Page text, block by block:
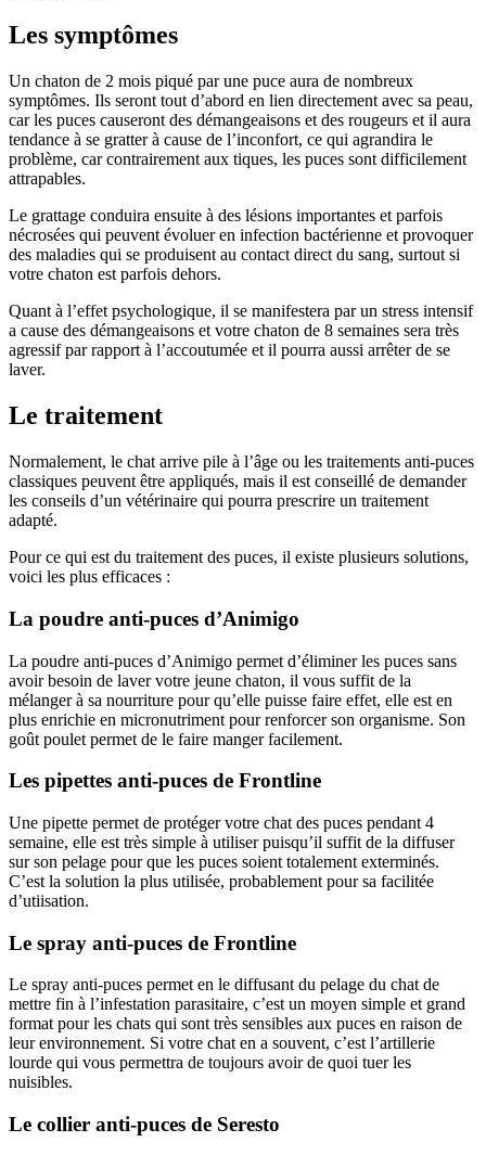
Les symptômes
Un chaton de 2 mois piqué par une puce aura de nombreux
symptômes. Ils seront tout d’abord en lien directement avec sa peau,
car les puces causeront des démangeaisons et des rougeurs et il aura
tendance à se gratter à cause de l’inconfort, ce qui agrandira le
problème, car contrairement aux tiques, les puces sont difficilement
attrapables.
Le grattage conduira ensuite à des lésions importantes et parfois
nécrosées qui peuvent évoluer en infection bactérienne et provoquer
des maladies qui se produisent au contact direct du sang, surtout si
votre chaton est parfois dehors.
Quant à l’effet psychologique, il se manifestera par un stress intensif
a cause des démangeaisons et votre chaton de 8 semaines sera très
agressif par rapport à l’accoutumée et il pourra aussi arrêter de se
laver.
Le traitement
Normalement, le chat arrive pile à l’âge ou les traitements anti-puces
classiques peuvent être appliqués, mais il est conseillé de demander
les conseils d’un vétérinaire qui pourra prescrire un traitement
adapté.
Pour ce qui est du traitement des puces, il existe plusieurs solutions,
voici les plus efficaces :
La poudre anti-puces d’Animigo
La poudre anti-puces d’Animigo permet d’éliminer les puces sans
avoir besoin de laver votre jeune chaton, il vous suffit de la
mélanger à sa nourriture pour qu’elle puisse faire effet, elle est en
plus enrichie en micronutriment pour renforcer son organisme. Son
goût poulet permet de le faire manger facilement.
Les pipettes anti-puces de Frontline
Une pipette permet de protéger votre chat des puces pendant 4
semaine, elle est très simple à utiliser puisqu’il suffit de la diffuser
sur son pelage pour que les puces soient totalement exterminés.
C’est la solution la plus utilisée, probablement pour sa facilitée
d’utiisation.
Le spray anti-puces de Frontline
Le spray anti-puces permet en le diffusant du pelage du chat de
mettre fin à l’infestation parasitaire, c’est un moyen simple et grand
format pour les chats qui sont très sensibles aux puces en raison de
leur environnement. Si votre chat en a souvent, c’est l’artillerie
lourde qui vous permettra de toujours avoir de quoi tuer les
nuisibles.
Le collier anti-puces de Seresto